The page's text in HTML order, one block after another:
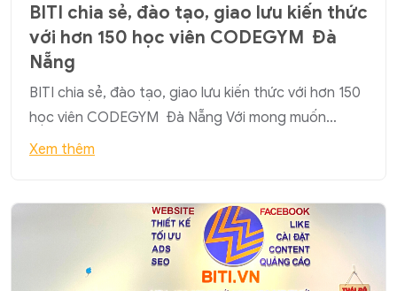
BITI chia sẻ, đào tạo, giao lưu kiến thức
với hơn 150 học viên CODEGYM Đà
Nẵng
BITI chia sẻ, đào tạo, giao lưu kiến thức với hơn 150
học viên CODEGYM Đà Nẵng Với mong muốn…
Xem thêm